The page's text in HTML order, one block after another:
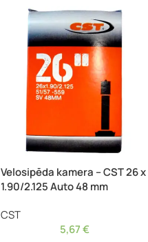
Velosipēda kamera – CST 26 x
1.90/2.125 Auto 48 mm
CST
5,67€